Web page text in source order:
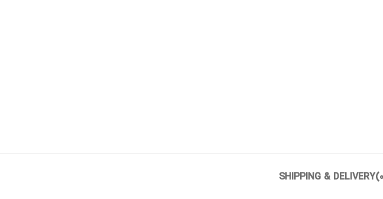
SHIPPING & DELIVERY